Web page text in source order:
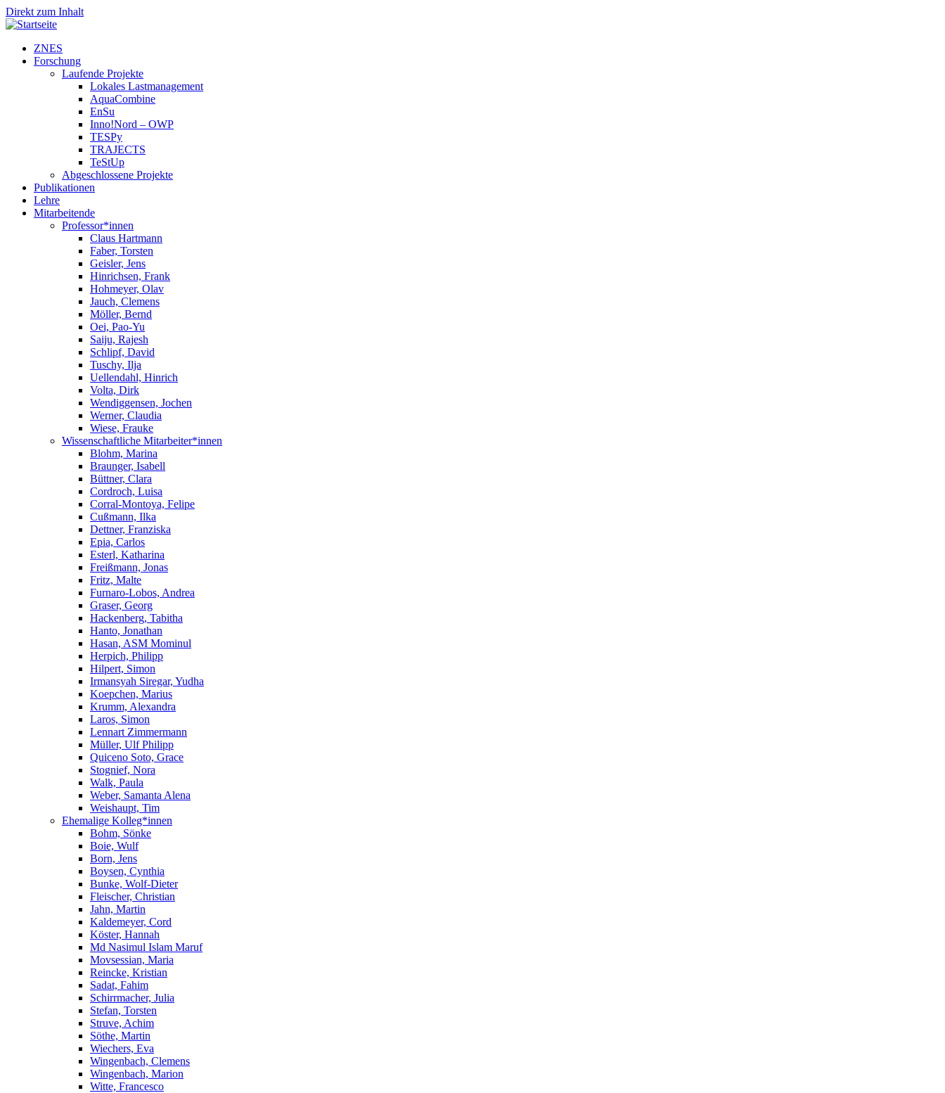
Direkt zum Inhalt
ZNES
Forschung
Laufende Projekte
Lokales Lastmanagement
AquaCombine
EnSu
Inno!Nord – OWP
TESPy
TRAJECTS
TeStUp
Abgeschlossene Projekte
Publikationen
Lehre
Mitarbeitende
Professor*innen
Claus Hartmann
Faber, Torsten
Geisler, Jens
Hinrichsen, Frank
Hohmeyer, Olav
Jauch, Clemens
Möller, Bernd
Oei, Pao-Yu
Saiju, Rajesh
Schlipf, David
Tuschy, Ilja
Uellendahl, Hinrich
Volta, Dirk
Wendiggensen, Jochen
Werner, Claudia
Wiese, Frauke
Wissenschaftliche Mitarbeiter*innen
Blohm, Marina
Braunger, Isabell
Büttner, Clara
Cordroch, Luisa
Corral-Montoya, Felipe
Cußmann, Ilka
Dettner, Franziska
Epia, Carlos
Esterl, Katharina
Freißmann, Jonas
Fritz, Malte
Furnaro-Lobos, Andrea
Graser, Georg
Hackenberg, Tabitha
Hanto, Jonathan
Hasan, ASM Mominul
Herpich, Philipp
Hilpert, Simon
Irmansyah Siregar, Yudha
Koepchen, Marius
Krumm, Alexandra
Laros, Simon
Lennart Zimmermann
Müller, Ulf Philipp
Quiceno Soto, Grace
Stognief, Nora
Walk, Paula
Weber, Samanta Alena
Weishaupt, Tim
Ehemalige Kolleg*innen
Bohm, Sönke
Boie, Wulf
Born, Jens
Boysen, Cynthia
Bunke, Wolf-Dieter
Fleischer, Christian
Jahn, Martin
Kaldemeyer, Cord
Köster, Hannah
Md Nasimul Islam Maruf
Movsessian, Maria
Reincke, Kristian
Sadat, Fahim
Schirrmacher, Julia
Stefan, Torsten
Struve, Achim
Söthe, Martin
Wiechers, Eva
Wingenbach, Clemens
Wingenbach, Marion
Witte, Francesco